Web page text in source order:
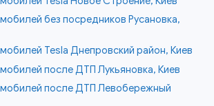
без посредников Русановка,
Tesla Днепровский район, Киев
после ДТП Лукьяновка, Киев
после ДТП Левобережный